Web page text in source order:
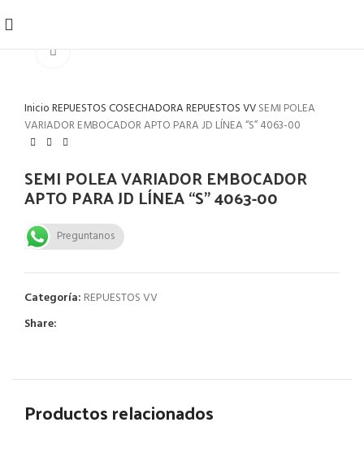
InicioREPUESTOS COSECHADORAREPUESTOS VVSEMI POLEA
VARIADOR EMBOCADOR APTO PARA JD LÍNEA “S” 4063-00
SEMI POLEA VARIADOR EMBOCADOR
APTO PARA JD LÍNEA “S” 4063-00
Preguntanos
Categoría: REPUESTOS VV
Share:
Productos relacionados